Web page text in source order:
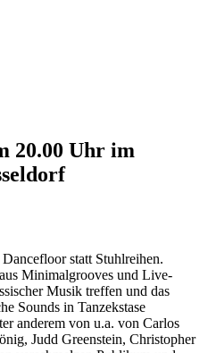
20.00 Uhr im
statt Stuhlreihen.
Minimalgrooves und Live-
Musik treffen und das
Sounds in Tanzekstase
anderem von u.a. von Carlos
Judd Greenstein, Christopher